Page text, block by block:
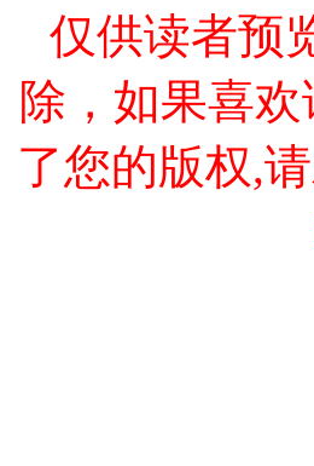
仅供读者预
除，如果喜
了您的版权,